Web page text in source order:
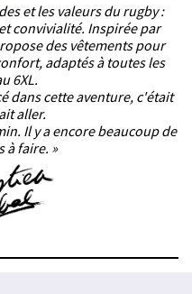
et les valeurs du rugby :
convivialité. Inspirée par
des vêtements pour
adaptés à toutes les
6XL.
dans cette aventure, c'était
aller.
Il y a encore beaucoup de
à faire. »